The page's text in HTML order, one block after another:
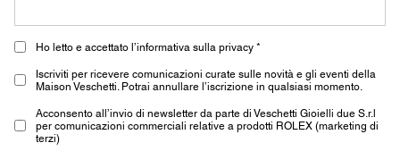
Ho letto e accettato l’informativa sulla privacy *
Iscriviti per ricevere comunicazioni curate sulle novità e gli eventi della
Maison Veschetti. Potrai annullare l’iscrizione in qualsiasi momento.
Acconsento all’invio di newsletter da parte di Veschetti Gioielli due S.r.l
per comunicazioni commerciali relative a prodotti ROLEX (marketing di
terzi)